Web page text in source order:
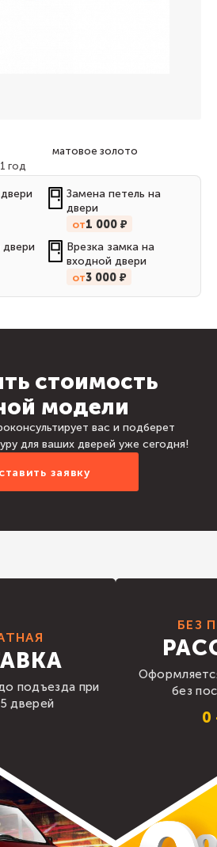
матовое золото
год
Замена петель на
двери
от1 000 ₽
двери
Врезка замка на
входной двери
от3 000 ₽
стоимость
модели
вас и подберет
для ваших дверей уже сегодня!
заявку
подъезда при
дверей
БЕЗ
без
0